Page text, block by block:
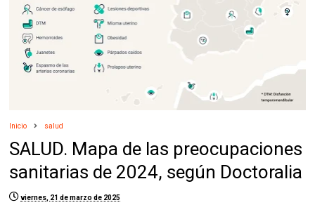
Inicio salud
SALUD. Mapa de las preocupaciones
sanitarias de 2024, según Doctoralia
viernes, 21 de marzo de 2025